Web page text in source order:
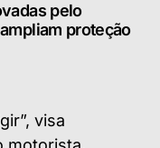
pelo
proteção